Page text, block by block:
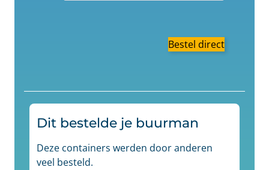
Bestel direct
Dit bestelde je buurman
Deze containers werden door anderen
veel besteld.